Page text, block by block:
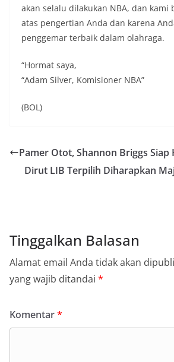
akan selalu dilakukan NBA, dan kami
atas pengertian Anda dan karena
penggemar terbaik dalam olahraga.
“Hormat saya,
“Adam Silver, Komisioner NBA”
(BOL)
Pamer Otot, Shannon Briggs Siap
Dirut LIB Terpilih Diharapkan
Tinggalkan Balasan
Alamat email Anda tidak akan
yang wajib ditandai *
Komentar*